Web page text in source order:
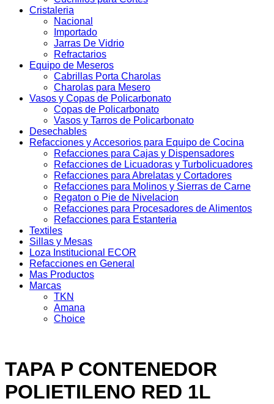
Cristaleria
Nacional
Importado
Jarras De Vidrio
Refractarios
Equipo de Meseros
Cabrillas Porta Charolas
Charolas para Mesero
Vasos y Copas de Policarbonato
Copas de Policarbonato
Vasos y Tarros de Policarbonato
Desechables
Refacciones y Accesorios para Equipo de Cocina
Refacciones para Cajas y Dispensadores
Refacciones de Licuadoras y Turbolicuadores
Refacciones para Abrelatas y Cortadores
Refacciones para Molinos y Sierras de Carne
Regaton o Pie de Nivelacion
Refacciones para Procesadores de Alimentos
Refacciones para Estanteria
Textiles
Sillas y Mesas
Loza Institucional ECOR
Refacciones en General
Mas Productos
Marcas
TKN
Amana
Choice
TAPA P CONTENEDOR
POLIETILENO RED 1L